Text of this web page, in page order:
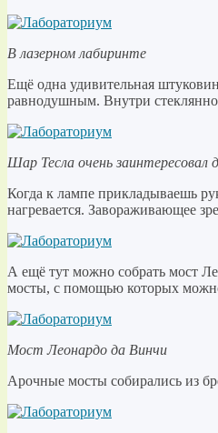
В лазерном лабиринте
Ещё одна удивительная
равнодушным. Внутри
Шар Тесла очень заинтересовал
Когда к лампе прикладываешь
нагревается. Завораживающее
А ещё тут можно собрать мост
мосты, с помощью которых
Мост Леонардо да Винчи
Арочные мосты собирались из